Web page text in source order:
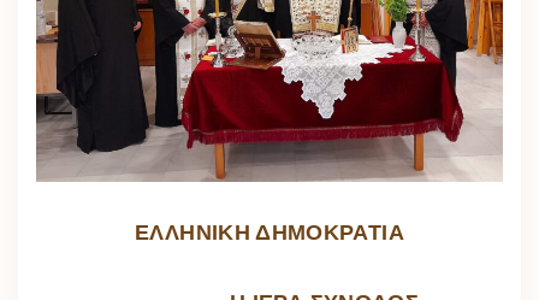
ΕΛ­ΛΗ­ΝΙ­ΚΗ ΔΗ­ΜΟ­ΚΡΑ­ΤΙ­Α